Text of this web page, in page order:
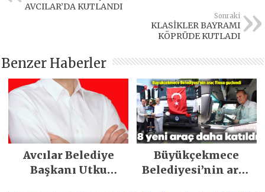
AVCILAR’DA KUTLANDI
Sonraki
KLASİKLER BAYRAMI
KÖPRÜDE KUTLADI
Benzer Haberler
Avcılar Belediye
Başkanı Utku
Büyükçekmece
Belediyesi’nin araç